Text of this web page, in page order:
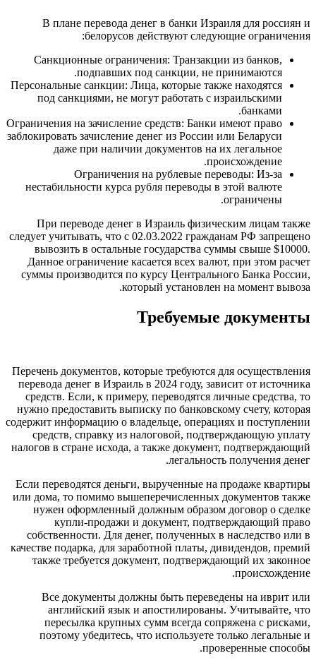
В плане перевода денег в банки Израиля для россиян и
белорусов действуют следующие ограничения:
Санкционные ограничения: Транзакции из банков,
подпавших под санкции, не принимаются.
Персональные санкции: Лица, которые также находятся
под санкциями, не могут работать с израильскими
банками.
Ограничения на зачисление средств: Банки имеют право
заблокировать зачисление денег из России или Беларуси
даже при наличии документов на их легальное
происхождение.
Ограничения на рублевые переводы: Из-за
нестабильности курса рубля переводы в этой валюте
ограничены.
При переводе денег в Израиль физическим лицам также
следует учитывать, что c 02.03.2022 гражданам РФ запрещено
вывозить в остальные государства суммы свыше $10000.
Данное ограничение касается всех валют, при этом расчет
суммы производится по курсу Центрального Банка России,
который установлен на момент вывоза.
Требуемые документы
Перечень документов, которые требуются для осуществления
перевода денег в Израиль в 2024 году, зависит от источника
средств. Если, к примеру, переводятся личные средства, то
нужно предоставить выписку по банковскому счету, которая
содержит информацию о владельце, операциях и поступлении
средств, справку из налоговой, подтверждающую уплату
налогов в стране исхода, а также документ, подтверждающий
легальность получения денег.
Если переводятся деньги, вырученные на продаже квартиры
или дома, то помимо вышеперечисленных документов также
нужен оформленный должным образом договор о сделке
купли-продажи и документ, подтверждающий право
собственности. Для денег, полученных в наследство или в
качестве подарка, для заработной платы, дивидендов, премий
также требуется документ, подтверждающий их законное
происхождение.
Все документы должны быть переведены на иврит или
английский язык и апостилированы. Учитывайте, что
пересылка крупных сумм всегда сопряжена с рисками,
поэтому убедитесь, что используете только легальные и
проверенные способы.